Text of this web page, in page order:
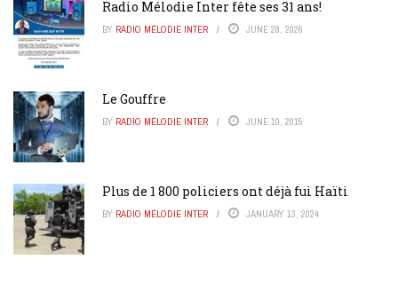
Radio Mélodie Inter fête ses 31 ans!
BY RADIO MÉLODIE INTER JUNE 28, 2026
Le Gouffre
BY RADIO MÉLODIE INTER JUNE 10, 2015
Plus de 1 800 policiers ont déjà fui Haïti
BY RADIO MÉLODIE INTER JANUARY 13, 2024